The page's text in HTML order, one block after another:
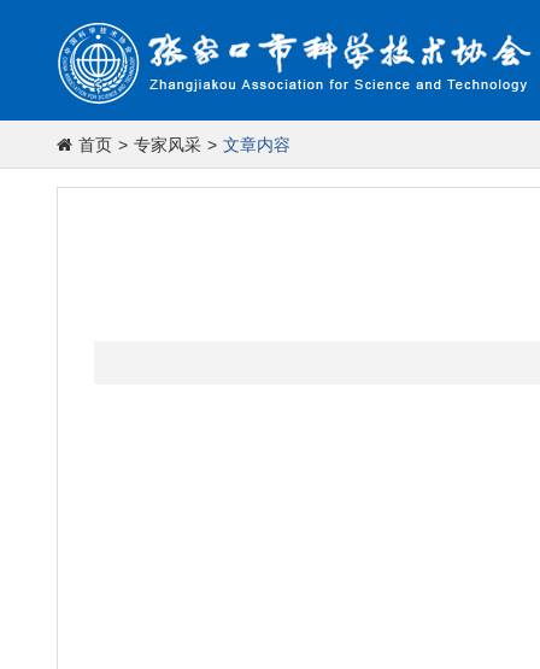
首页 > 专家风采 > 文章内容